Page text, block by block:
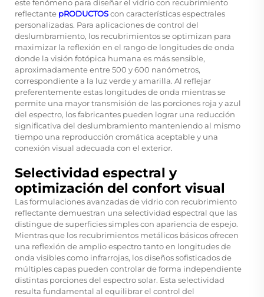
este fenómeno para diseñarel vidrio con recubrimiento
reflectante pRODUCTOScon características espectrales
personalizadas. Para aplicaciones de control del
deslumbramiento, los recubrimientos se optimizan para
maximizar la reflexión en el rango de longitudes de onda
donde la visión fotópica humana es más sensible,
aproximadamente entre 500 y 600 nanómetros,
correspondiente a la luz verde y amarilla. Al reflejar
preferentemente estas longitudes de onda mientras se
permite una mayor transmisión de las porciones roja y azul
del espectro, los fabricantes pueden lograr una reducción
significativa del deslumbramiento manteniendo al mismo
tiempo una reproducción cromática aceptable y una
conexión visual adecuada con el exterior.
Selectividad espectral y
optimización del confort visual
Las formulaciones avanzadas de vidrio con recubrimiento
reflectante demuestran una selectividad espectral que las
distingue de superficies simples con apariencia de espejo.
Mientras que los recubrimientos metálicos básicos ofrecen
una reflexión de amplio espectro tanto en longitudes de
onda visibles como infrarrojas, los diseños sofisticados de
múltiples capas pueden controlar de forma independiente
distintas porciones del espectro solar. Esta selectividad
resulta fundamental al equilibrar el control del